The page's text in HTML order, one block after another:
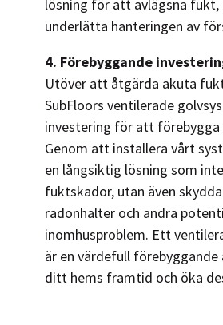
lösning för att avlägsna fukt,
underlätta hanteringen av
4. Förebyggande
Utöver att åtgärda akuta
SubFloors ventilerade
investering för att
Genom att installera vårt
en långsiktig lösning som
fuktskador, utan även
radonhalter och andra
inomhusproblem. Ett
är en värdefull
ditt hems framtid och öka